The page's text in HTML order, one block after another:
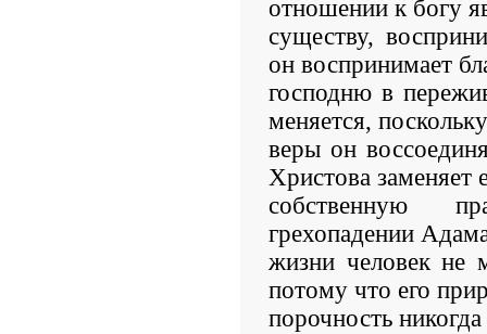
отношении к богу
существу,
он воспринимает
господню в
меняется,
веры он
Христова заменяет
собственную
грехопадении
жизни человек не
потому что его
порочность